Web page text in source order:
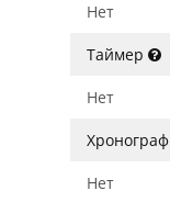
Нет
Таймер
Нет
Хронограф
Нет